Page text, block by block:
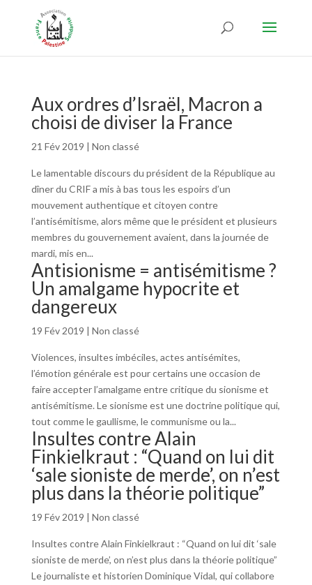
Aux ordres d’Israël, Macron a
choisi de diviser la France
21 Fév 2019 | Non classé
Le lamentable discours du président de la République au
dîner du CRIF a mis à bas tous les espoirs d’un
mouvement authentique et citoyen contre
l’antisémitisme, alors même que le président et plusieurs
membres du gouvernement avaient, dans la journée de
mardi, mis en...
Antisionisme = antisémitisme ?
Un amalgame hypocrite et
dangereux
19 Fév 2019 | Non classé
Violences, insultes imbéciles, actes antisémites,
l’émotion générale est pour certains une occasion de
faire accepter l’amalgame entre critique du sionisme et
antisémitisme. Le sionisme est une doctrine politique qui,
tout comme le gaullisme, le communisme ou la...
Insultes contre Alain
Finkielkraut : “Quand on lui dit
‘sale sioniste de merde’, on n’est
plus dans la théorie politique”
19 Fév 2019 | Non classé
Insultes contre Alain Finkielkraut : “Quand on lui dit ‘sale
sioniste de merde’, on n’est plus dans la théorie politique”
Le journaliste et historien Dominique Vidal, qui collabore